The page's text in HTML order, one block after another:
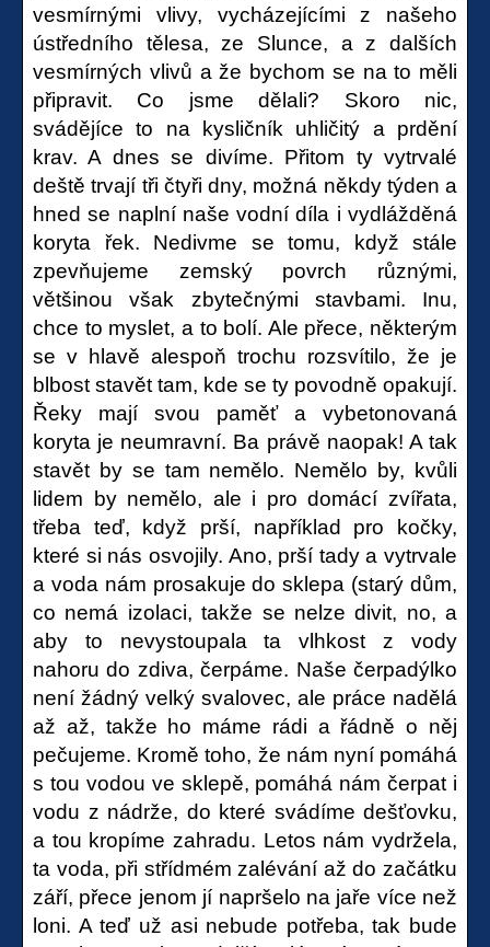
vesmírnými vlivy, vycházejícími z našeho
ústředního tělesa, ze Slunce, a z dalších
vesmírných vlivů a že bychom se na to měli
připravit. Co jsme dělali? Skoro nic,
svádějíce to na kysličník uhličitý a prdění
krav. A dnes se divíme. Přitom ty vytrvalé
deště trvají tři čtyři dny, možná někdy týden a
hned se naplní naše vodní díla i vydlážděná
koryta řek. Nedivme se tomu, když stále
zpevňujeme zemský povrch různými,
většinou však zbytečnými stavbami. Inu,
chce to myslet, a to bolí. Ale přece, některým
se v hlavě alespoň trochu rozsvítilo, že je
blbost stavět tam, kde se ty povodně opakují.
Řeky mají svou paměť a vybetonovaná
koryta je neumravní. Ba právě naopak! A tak
stavět by se tam nemělo. Nemělo by, kvůli
lidem by nemělo, ale i pro domácí zvířata,
třeba teď, když prší, například pro kočky,
které si nás osvojily. Ano, prší tady a vytrvale
a voda nám prosakuje do sklepa (starý dům,
co nemá izolaci, takže se nelze divit, no, a
aby to nevystoupala ta vlhkost z vody
nahoru do zdiva, čerpáme. Naše čerpadýlko
není žádný velký svalovec, ale práce nadělá
až až, takže ho máme rádi a řádně o něj
pečujeme. Kromě toho, že nám nyní pomáhá
s tou vodou ve sklepě, pomáhá nám čerpat i
vodu z nádrže, do které svádíme dešťovku,
a tou kropíme zahradu. Letos nám vydržela,
ta voda, při střídmém zalévání až do začátku
září, přece jenom jí napršelo na jaře více než
loni. A teď už asi nebude potřeba, tak bude